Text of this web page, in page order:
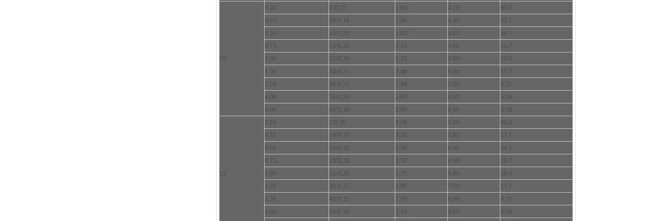
20
0.20 7/0.20 1.80 4.20
95.0
0.35
19/0.16 1.80 4.40
53.1
0.50
16/0.20 1.80 4.60
40.1
0.75
24/0.20 2.20 5.60
26.7
1.00
32/0.20 2.20 5.80
20.0
1.50
30/0.25 2.40 6.40
13.7
2.50
49/0.25 2.40 7.00
8.21
4.00
56/0.30 2.60 8.00
5.09
6.00
84/0.30 2.60 8.80 3.39
25
0.20 7/0.20 2.50 5.60
95.0
0.35
19/0.16 2.50 5.80
53.1
0.50
16/0.20 2.50 6.00
40.1
0.75
24/0.20 2.70 6.60
26.7
1.00
32/0.20 2.70 6.80
20.0
1.50
30/0.25 2.90 7.50
13.7
2.50
49/0.25 2.90 8.00
8.21
4.00
56/0.30 3.10 9.00
5.09